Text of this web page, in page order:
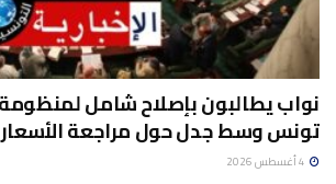
نواب يطالبون بإصلاح شامل
تونس وسط جدل حول مراجعة الأسعار